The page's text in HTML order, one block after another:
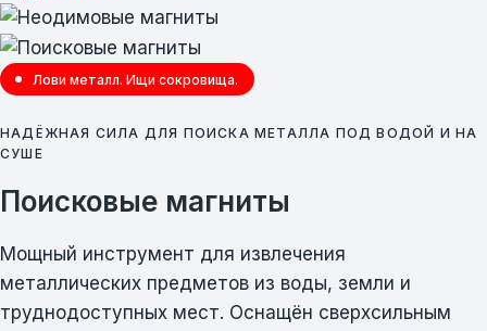
Лови металл. Ищи сокровища.
НАДЁЖНАЯ СИЛА ДЛЯ ПОИСКА МЕТАЛЛА ПОД ВОДОЙ И НА
СУШЕ
Поисковые магниты
Мощный инструмент для извлечения
металлических предметов из воды, земли и
труднодоступных мест. Оснащён сверхсильным